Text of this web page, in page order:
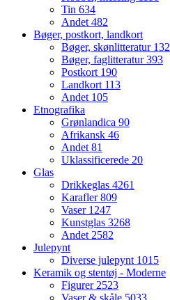
Tin 634
Andet 482
Bøger, postkort, landkort
Bøger, skønlitteratur 132
Bøger, faglitteratur393
Postkort 190
Landkort 113
Andet 105
Etnografika
Grønlandica 90
Afrikansk 46
Andet 81
Uklassificerede 20
Glas
Drikkeglas 4261
Karafler809
Vaser 1247
Kunstglas 3268
Andet 2582
Julepynt
Diverse julepynt 1015
Keramik og stentøj - Moderne
Figurer 2523